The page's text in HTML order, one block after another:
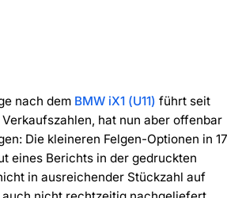
nach dem BMW iX1 (U11) führt seit
hat nun aber offenbar
Die kleineren Felgen-Optionen in 17
eines Berichts in der gedruckten
in ausreichender Stückzahl auf